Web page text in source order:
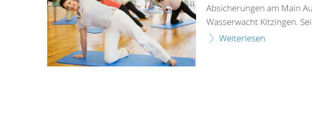
Absicherungen am Main
Wasserwacht Kitzingen.
Weiterlesen